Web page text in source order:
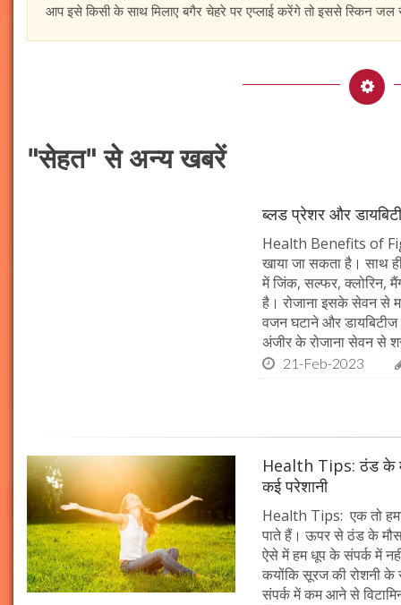
आप इसे किसी के साथ मिलाए बगैर चेहरे पर एप्लाई करेंगे तो इससे स्किन
"सेहत" से अन्य खबरें
ब्लड प्रेशर और
Health Benefits of
खाया जा सकता है। साथ
में जिंक, सल्फर, क्लोरिन,
है। रोजाना इसके सेवन से
वजन घटाने और
अंजीर के रोजाना सेवन से
21-Feb-2023
Health Tips: ठंड के
कई परेशानी
Health Tips: एक तो
पाते हैं। ऊपर से ठंड के
ऐसे में हम धूप के संपर्क में
कयोंकि सूरज की रोशनी के
संपर्क में कम आने से